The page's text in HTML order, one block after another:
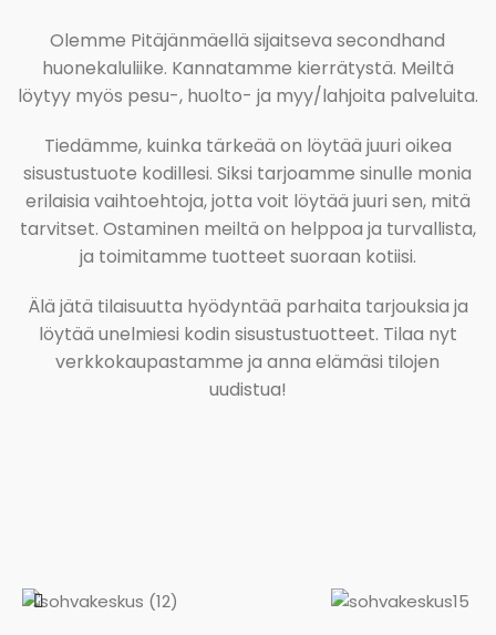
Olemme Pitäjänmäellä sijaitseva secondhand
huonekaluliike. Kannatamme kierrätystä. Meiltä
löytyy myös pesu-, huolto- ja myy/lahjoita palveluita.
Tiedämme, kuinka tärkeää on löytää juuri oikea
sisustustuote kodillesi. Siksi tarjoamme sinulle monia
erilaisia vaihtoehtoja, jotta voit löytää juuri sen, mitä
tarvitset. Ostaminen meiltä on helppoa ja turvallista,
ja toimitamme tuotteet suoraan kotiisi.
Älä jätä tilaisuutta hyödyntää parhaita tarjouksia ja
löytää unelmiesi kodin sisustustuotteet. Tilaa nyt
verkkokaupastamme ja anna elämäsi tilojen
uudistua!